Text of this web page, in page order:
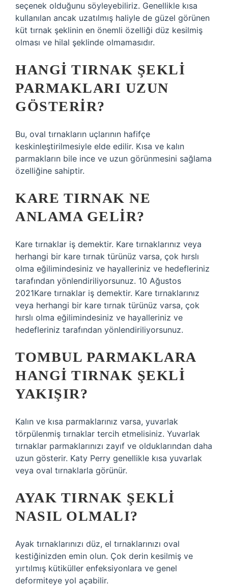
seçenek olduğunu söyleyebiliriz. Genellikle kısa
kullanılan ancak uzatılmış haliyle de güzel görünen
küt tırnak şeklinin en önemli özelliği düz kesilmiş
olması ve hilal şeklinde olmamasıdır.
HANGI TIRNAK ŞEKLI
PARMAKLARI UZUN
GÖSTERIR?
Bu, oval tırnakların uçlarının hafifçe
keskinleştirilmesiyle elde edilir. Kısa ve kalın
parmakların bile ince ve uzun görünmesini sağlama
özelliğine sahiptir.
KARE TIRNAK NE
ANLAMA GELIR?
Kare tırnaklar iş demektir. Kare tırnaklarınız veya
herhangi bir kare tırnak türünüz varsa, çok hırslı
olma eğilimindesiniz ve hayalleriniz ve hedefleriniz
tarafından yönlendiriliyorsunuz. 10 Ağustos
2021Kare tırnaklar iş demektir. Kare tırnaklarınız
veya herhangi bir kare tırnak türünüz varsa, çok
hırslı olma eğilimindesiniz ve hayalleriniz ve
hedefleriniz tarafından yönlendiriliyorsunuz.
TOMBUL PARMAKLARA
HANGI TIRNAK ŞEKLI
YAKIŞIR?
Kalın ve kısa parmaklarınız varsa, yuvarlak
törpülenmiş tırnaklar tercih etmelisiniz. Yuvarlak
tırnaklar parmaklarınızı zayıf ve olduklarından daha
uzun gösterir. Katy Perry genellikle kısa yuvarlak
veya oval tırnaklarla görünür.
AYAK TIRNAK ŞEKLI
NASIL OLMALI?
Ayak tırnaklarınızı düz, el tırnaklarınızı oval
kestiğinizden emin olun. Çok derin kesilmiş ve
yırtılmış kütiküller enfeksiyonlara ve genel
deformiteye yol açabilir.